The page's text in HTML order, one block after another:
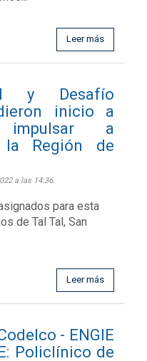
Leer más
y Desafío
inicio a
impulsar a
la Región de
a las 14:36.
para esta
de Tal Tal, San
Leer más
- ENGIE
Policlínico de